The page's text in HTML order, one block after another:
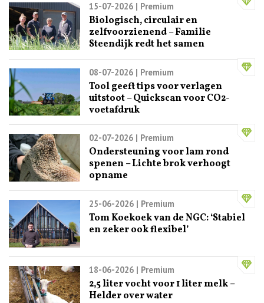
15-07-2026| Premium
Biologisch, circulair en
zelfvoorzienend – Familie
Steendijk redt het samen
08-07-2026| Premium
Tool geeft tips voor verlagen
uitstoot – Quickscan voor CO2-
voetafdruk
02-07-2026| Premium
Ondersteuning voor lam rond
spenen – Lichte brok verhoogt
opname
25-06-2026| Premium
Tom Koekoek van de NGC: ‘Stabiel
en zeker ook flexibel’
18-06-2026| Premium
2,5 liter vocht voor 1 liter melk –
Helder over water